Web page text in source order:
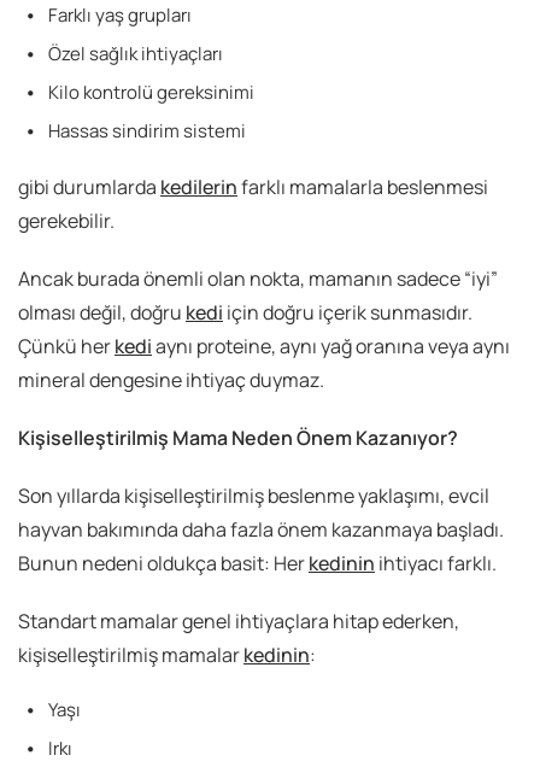
Farklı yaş grupları
Özel sağlık ihtiyaçları
Kilo kontrolü gereksinimi
Hassas sindirim sistemi
gibi durumlarda kedilerinfarklı mamalarla beslenmesi
gerekebilir.
Ancak burada önemli olan nokta, mamanın sadece “iyi”
olması değil, doğru kedi için doğru içerik sunmasıdır.
Çünkü herkediaynı proteine, aynı yağ oranına veya aynı
mineral dengesine ihtiyaç duymaz.
Kişiselleştirilmiş Mama Neden Önem Kazanıyor?
Son yıllarda kişiselleştirilmiş beslenme yaklaşımı, evcil
hayvan bakımında daha fazla önem kazanmaya başladı.
Bunun nedeni oldukça basit: Herkedinin ihtiyacı farklı.
Standart mamalar genel ihtiyaçlara hitap ederken,
kişiselleştirilmiş mamalarkedinin:
Yaşı
Irkı